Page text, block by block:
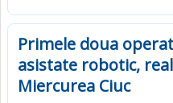
Primele doua
asistate robotic,
Miercurea Ciuc